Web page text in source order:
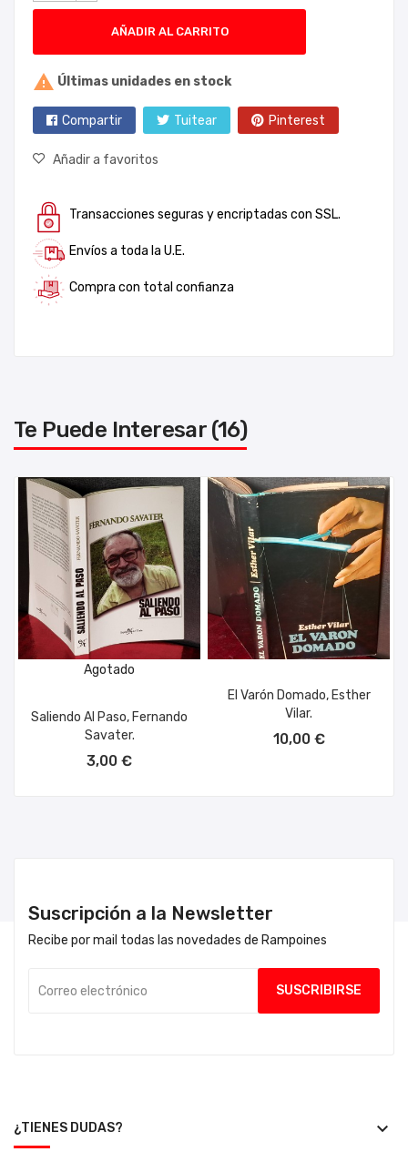
AÑADIR AL CARRITO
 Últimas unidades en stock
Compartir Tuitear Pinterest
Añadir a favoritos
Transacciones seguras y encriptadas con SSL.
Envíos a toda la U.E.
Compra con total confianza
Te Puede Interesar (16)
Agotado
Saliendo Al Paso, Fernando
Savater.
3,00 €
El Varón Domado, Esther
Vilar.
10,00 €
Suscripción a la Newsletter
Recibe por mail todas las novedades de Rampoines
¿TIENES DUDAS? keyboard_arrow_down